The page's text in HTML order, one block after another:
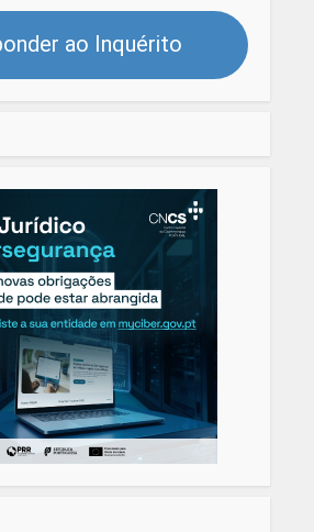
ao Inquérito